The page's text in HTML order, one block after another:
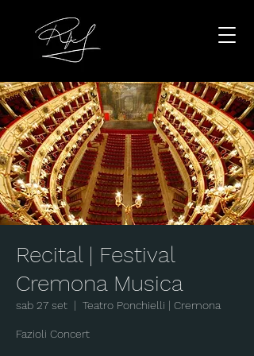
Recital | Festival
Cremona Musica
sab 27 set
  |
Teatro Ponchielli | Cremona
Fazioli Concert